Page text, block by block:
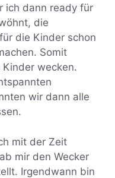
ich dann ready für
die
die Kinder schon
Somit
wecken.
wir dann alle
mit der Zeit
mir den Wecker
Irgendwann bin